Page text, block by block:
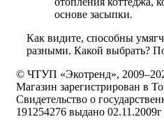
основе засыпки.
Как видите, способны
разными. Какой выбрать?
© ЧТУП «Экотренд»,
Магазин зарегистрирован в
Свидетельство о
191254276 выдано